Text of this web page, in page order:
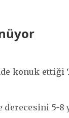
konuk ettiği
derecesini 5-8